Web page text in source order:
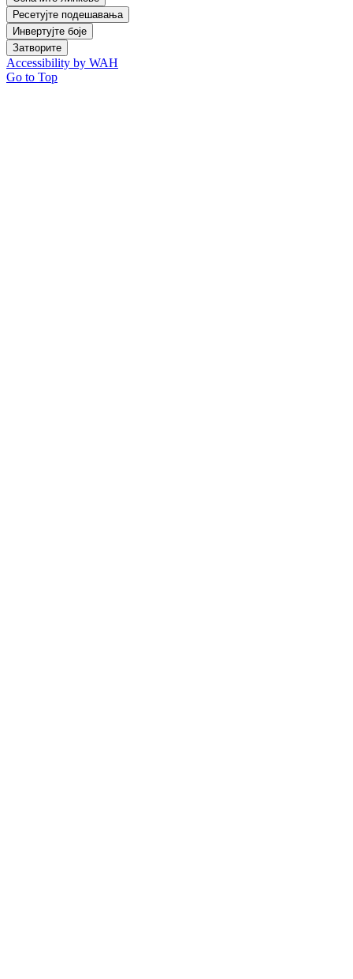
Ресетујте подешавања
Инвертујте боје
Затворите
Accessibility by WAH
Go to Top